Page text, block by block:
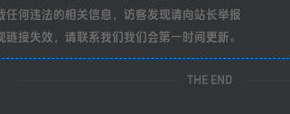
何违法的相关信息，访客发现请向站长举报
接失效，请联系我们我们会第一时间更新。
THE END